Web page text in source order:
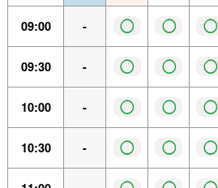
09:00 - ◯ ◯ ◯
09:30 - ◯ ◯ ◯
10:00 - ◯ ◯ ◯
10:30 - ◯ ◯ ◯